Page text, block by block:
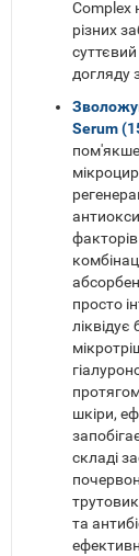
Complex
різних
догляду
Serum
просто
шкіри,
складі
та